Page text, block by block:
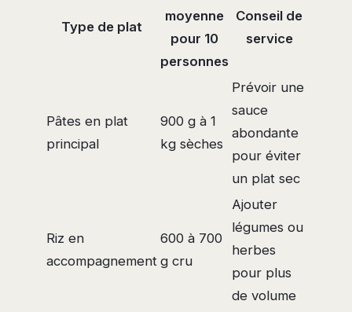
Type de plat
moyenne
pour 10
personnes
Conseil de
service
Pâtes en plat
principal
900 g à 1
kg sèches
Prévoir une
sauce
abondante
pour éviter
un plat sec
Riz en
accompagnement
600 à 700
g cru
Ajouter
légumes ou
herbes
pour plus
de volume